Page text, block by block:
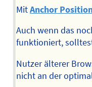
MitAnchor
Auch wenn das
funktioniert,
Nutzer älterer
nicht an der